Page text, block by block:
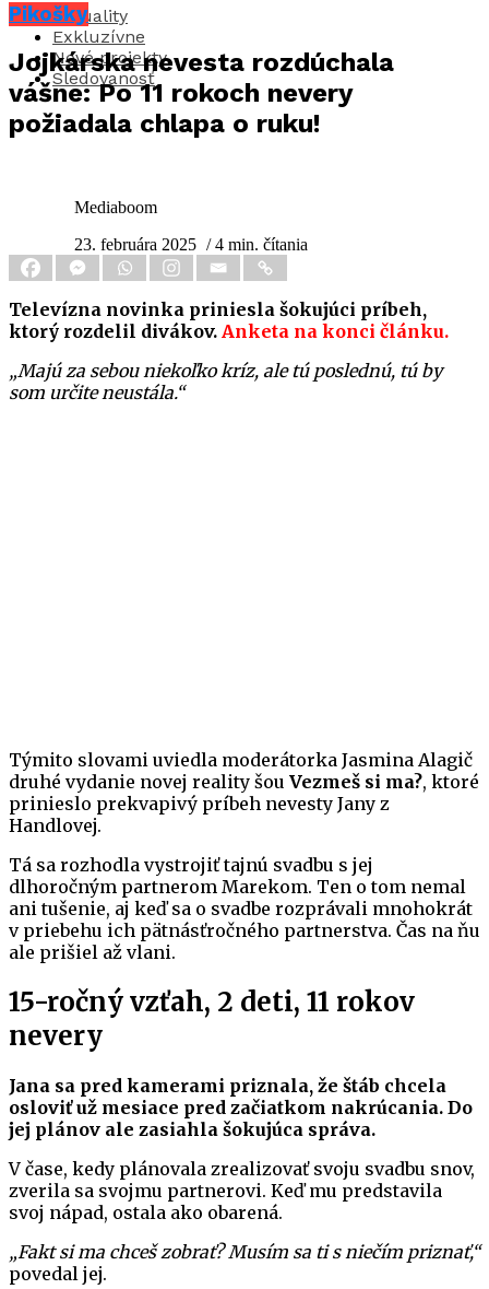
Aktuality
Exkluzívne
Nové projekty
Sledovanosť
Pikošky
Jojkárska nevesta rozdúchala
vášne: Po 11 rokoch nevery
požiadala chlapa o ruku!
Mediaboom
23. februára 2025 / 4 min. čítania
Televízna novinka priniesla šokujúci príbeh,
ktorý rozdelil divákov. Anketa na konci článku.
„Majú za sebou niekoľko kríz, ale tú poslednú, tú by
som určite neustála.“
Týmito slovami uviedla moderátorka Jasmina Alagič
druhé vydanie novej reality šou Vezmeš si ma?, ktoré
prinieslo prekvapivý príbeh nevesty Jany z
Handlovej.
Tá sa rozhodla vystrojiť tajnú svadbu s jej
dlhoročným partnerom Marekom. Ten o tom nemal
ani tušenie, aj keď sa o svadbe rozprávali mnohokrát
v priebehu ich pätnásťročného partnerstva. Čas na ňu
ale prišiel až vlani.
15-ročný vzťah, 2 deti, 11 rokov
nevery
Jana sa pred kamerami priznala, že štáb chcela
osloviť už mesiace pred začiatkom nakrúcania. Do
jej plánov ale zasiahla šokujúca správa.
V čase, kedy plánovala zrealizovať svoju svadbu snov,
zverila sa svojmu partnerovi. Keď mu predstavila
svoj nápad, ostala ako obarená.
„Fakt si ma chceš zobrať? Musím sa ti s niečím priznať,“
povedal jej.